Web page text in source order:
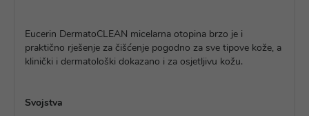
Eucerin DermatoCLEAN micelarna otopina brzo je i
praktično rješenje za čišćenje pogodno za sve tipove kože, a
klinički i dermatološki dokazano i za osjetljivu kožu.
Svojstva